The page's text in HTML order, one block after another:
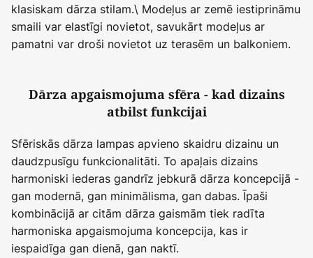
klasiskam dārza stilam.\ Modeļus ar zemē iestiprināmu
smaili var elastīgi novietot, savukārt modeļus ar
pamatni var droši novietot uz terasēm un balkoniem.
Dārza apgaismojuma sfēra - kad dizains
atbilst funkcijai
Sfēriskās dārza lampas apvieno skaidru dizainu un
daudzpusīgu funkcionalitāti. To apaļais dizains
harmoniski iederas gandrīz jebkurā dārza koncepcijā -
gan modernā, gan minimālisma, gan dabas. Īpaši
kombinācijā ar citām dārza gaismām tiek radīta
harmoniska apgaismojuma koncepcija, kas ir
iespaidīga gan dienā, gan naktī.